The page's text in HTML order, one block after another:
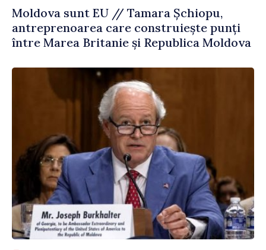
Moldova sunt EU // Tamara Șchiopu,
antreprenoarea care construiește punți
între Marea Britanie și Republica Moldova